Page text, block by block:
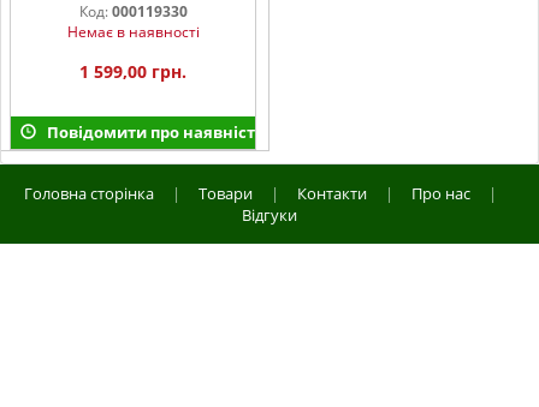
Код: 000119330
Немає в наявності
1 599,00 грн.
Повідомити про наявність
Головна сторінка | Товари | Контакти | Про нас
|
Відгуки